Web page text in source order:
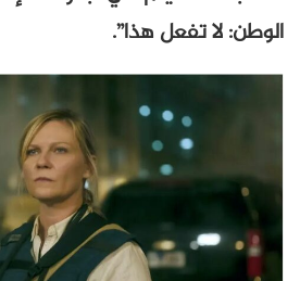
الوطن: لا تفعل هذا”.